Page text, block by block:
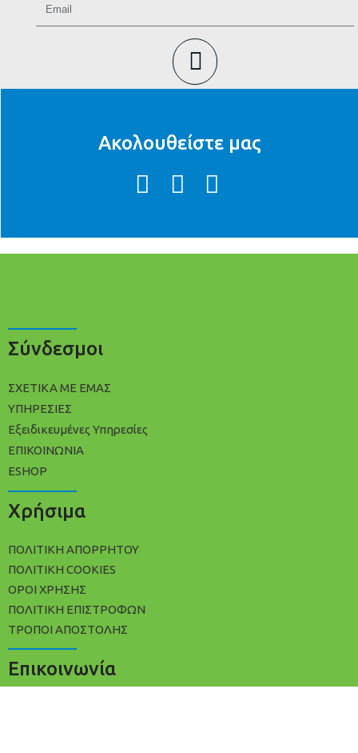
Ακολουθείστε μας
Σύνδεσμοι
ΣΧΕΤΙΚΑ ΜΕ ΕΜΑΣ
ΥΠΗΡΕΣΙΕΣ
Εξειδικευμένες Υπηρεσίες
ΕΠΙΚΟΙΝΩΝΙΑ
ESHOP
Χρήσιμα
ΠΟΛΙΤΙΚΉ ΑΠΟΡΡΉΤΟΥ
ΠΟΛΊΤΙΚΗ COOKIES
ΌΡΟΙ ΧΡΉΣΗΣ
ΠΟΛΙΤΙΚΉ ΕΠΙΣΤΡΟΦΏΝ
ΤΡΌΠΟΙ ΑΠΟΣΤΟΛΉΣ
Επικοινωνία